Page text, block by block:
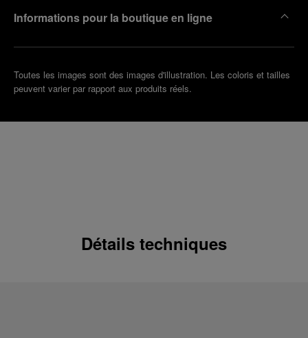
Informations pour la boutique en ligne
Toutes les images sont des images d'illustration. Les coloris et tailles
peuvent varier par rapport aux produits réels.
Détails techniques